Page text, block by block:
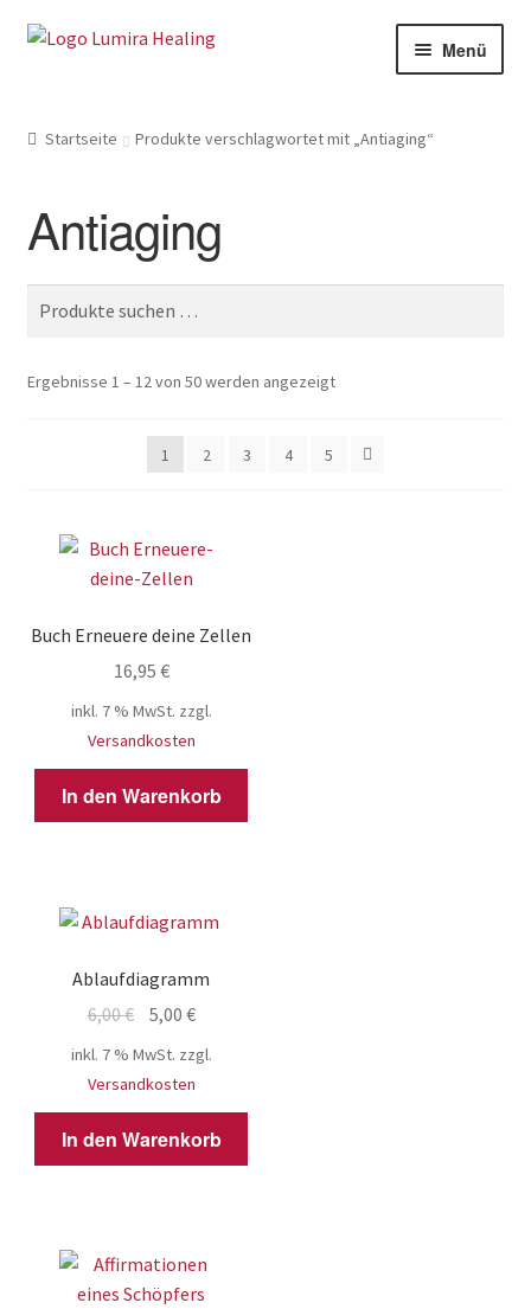
Zur
Zum
Menü
Online Seminare
Therapeuten
SHOP
Weitere Infos
Startseite Produkte verschlagwortet mit „Antiaging“
Antiaging
Ergebnisse 1 – 12 von 50 werden angezeigt
1 2 3 4 5
Buch Erneuere deine Zellen
16,95 €
inkl. 7 % MwSt. zzgl.
Versandkosten
In den Warenkorb
Ablaufdiagramm
6,00€ Ursprünglicher
war:
5,00 €Aktueller
Preis
inkl. 7 % MwSt. zzgl.
Versandkosten
In den Warenkorb